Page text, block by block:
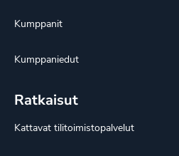
Kumppanit
Kumppaniedut
Ratkaisut
Kattavat tilitoimistopalvelut